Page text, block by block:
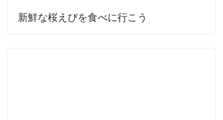
新鮮な桜えびを食べに行こう